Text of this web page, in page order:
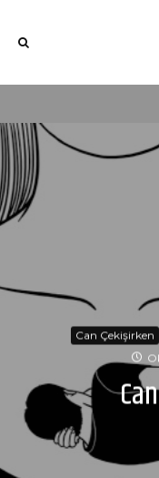
Can Çekişirken